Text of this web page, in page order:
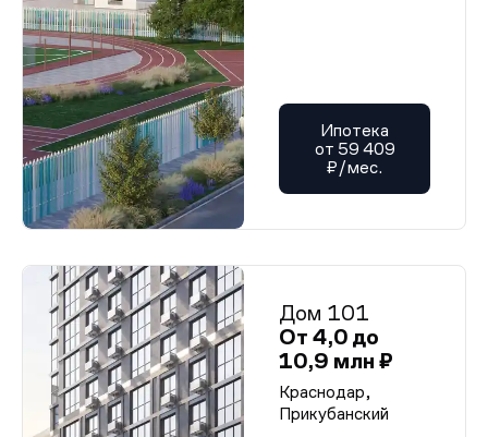
Ипотека
от 59 409
₽/мес.
Дом 101
От 4,0 до
10,9 млн ₽
Краснодар,
Прикубанский